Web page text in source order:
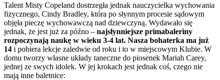
Talent Misty Copeland dostrzegła jednak nauczycielka wychowania
fizycznego, Cindy Bradley, która po słynnym procesie sądowym
objęła pieczę wychowawczą nad dziewczyną. Wydawało się
jednak, że jest już za późno – najsłynniejsze primabaleriny
rozpoczynają naukę w wieku 3-4 lat. Nasza bohaterka ma już
14 i pobiera lekcje zaledwie od roku i to w miejscowym Klubie. W
domu tworzy własne układy taneczne do piosenek Mariah Carey,
jednej ze swych idolek. W jej krokach jest jednak coś, czego nie
mają inne baletnice: